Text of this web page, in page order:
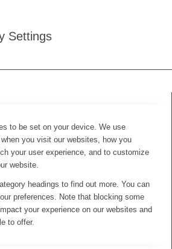
Settings
to be set on your device. We use
you visit our websites, how you
your user experience, and to customize
website.
headings to find out more. You can
preferences. Note that blocking some
your experience on our websites and
to offer.